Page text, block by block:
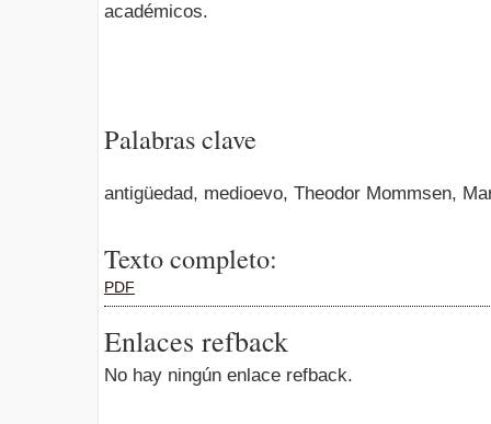
académicos.
Palabras clave
antigüedad, medioevo, Theodor Mommsen,
Texto completo:
PDF
Enlaces refback
No hay ningún enlace refback.